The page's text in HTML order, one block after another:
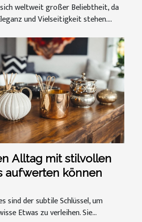
weltweit großer Beliebtheit, da
und Vielseitigkeit stehen....
Alltag mit stilvollen
aufwerten können
sind der subtile Schlüssel, um
Etwas zu verleihen. Sie...